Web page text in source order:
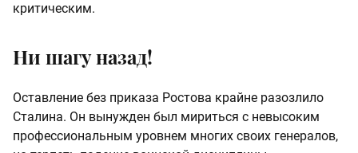
критическим.
Ни шагу назад!
Оставление без приказа Ростова крайне разозлило
Сталина. Он вынужден был мириться с невысоким
профессиональным уровнем многих своих генералов,